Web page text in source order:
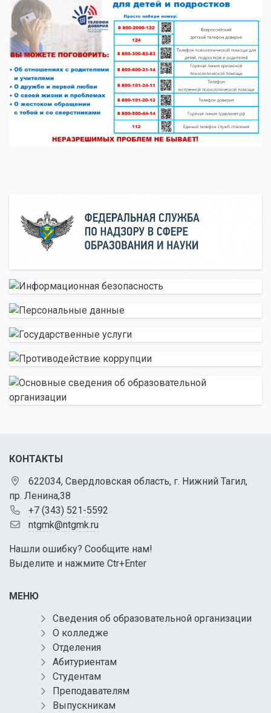
КОНТАКТЫ
622034, Свердловская область, г. Нижний Тагил,
пр. Ленина,38
+7 (343) 521-5592
ntgmk@ntgmk.ru
Нашли ошибку? Сообщите нам!
Выделите и нажмите Ctr+Enter
МЕНЮ
Сведения об образовательной организации
О колледже
Отделения
Абитуриентам
Студентам
Преподавателям
Выпускникам